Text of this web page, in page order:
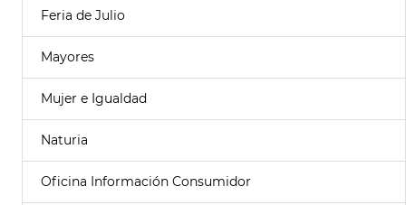
Feria de Julio
Mayores
Mujer e Igualdad
Naturia
Oficina Información Consumidor